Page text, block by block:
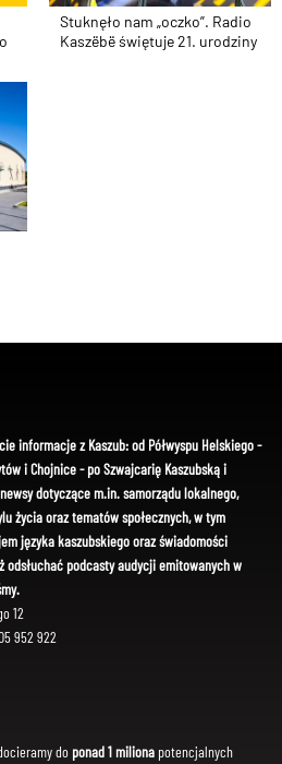
Stuknęło nam „oczko”. Radio
Kaszëbë świętuje 21. urodziny
informacje z Kaszub: od Półwyspu Helskiego -
i Chojnice - po Szwajcarię Kaszubską i
dotyczące m.in. samorządu lokalnego,
życia oraz tematów społecznych, w tym
języka kaszubskiego oraz świadomości
podcasty audycji emitowanych w
12
952 922
do ponad 1 miliona potencjalnych